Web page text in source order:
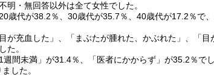
明・無回答以外は全て女性でした。
歳代が38.2％、30歳代が35.7％、40歳代が17.2％で
が充血した」、「まぶたが腫れた、かぶれた」、「目
た。
週間未満」が31.4％、「医者にかからず」が35.2％で
した。